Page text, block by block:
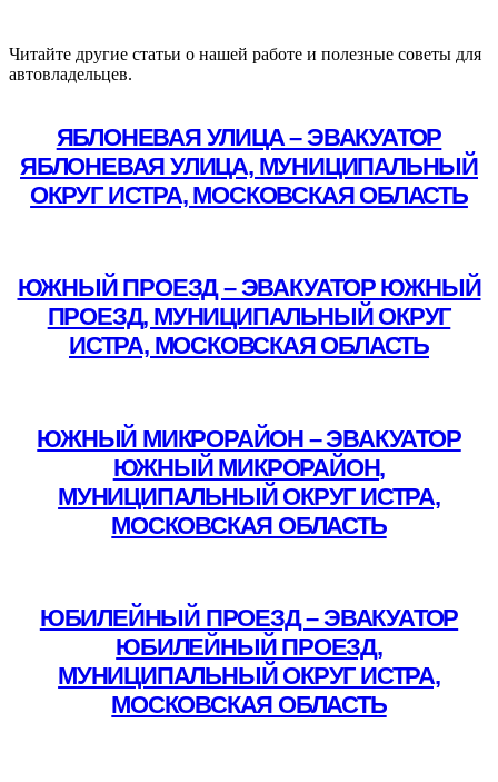
Читайте другие статьи о нашей работе и полезные советы для
автовладельцев.
ЯБЛОНЕВАЯ УЛИЦА – ЭВАКУАТОР
ЯБЛОНЕВАЯ УЛИЦА, МУНИЦИПАЛЬНЫЙ
ОКРУГ ИСТРА, МОСКОВСКАЯ ОБЛАСТЬ
ЮЖНЫЙ ПРОЕЗД – ЭВАКУАТОР ЮЖНЫЙ
ПРОЕЗД, МУНИЦИПАЛЬНЫЙ ОКРУГ
ИСТРА, МОСКОВСКАЯ ОБЛАСТЬ
ЮЖНЫЙ МИКРОРАЙОН – ЭВАКУАТОР
ЮЖНЫЙ МИКРОРАЙОН,
МУНИЦИПАЛЬНЫЙ ОКРУГ ИСТРА,
МОСКОВСКАЯ ОБЛАСТЬ
ЮБИЛЕЙНЫЙ ПРОЕЗД – ЭВАКУАТОР
ЮБИЛЕЙНЫЙ ПРОЕЗД,
МУНИЦИПАЛЬНЫЙ ОКРУГ ИСТРА,
МОСКОВСКАЯ ОБЛАСТЬ